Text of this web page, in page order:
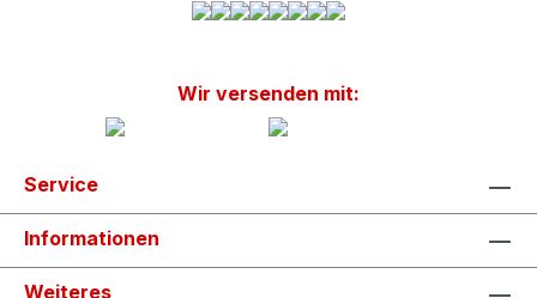
Wir versenden mit:
Service
Informationen
Weiteres